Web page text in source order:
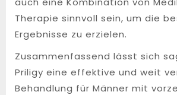
Therapie sinnvoll sein, um die
Ergebnisse zu erzielen.
Zusammenfassend lässt sich
Priligy eine effektive und weit
Behandlung für Männer mit